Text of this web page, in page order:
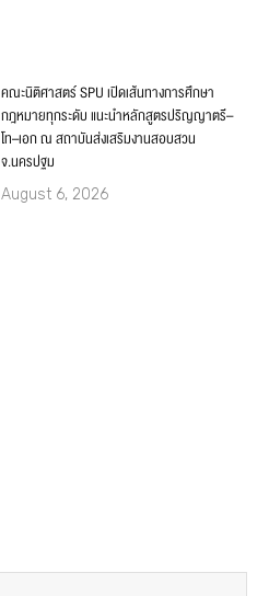
คณะนิติศาสตร์ SPU เปิดเส้นทางการศึกษา
กฎหมายทุกระดับ แนะนำหลักสูตรปริญญาตรี–
โท–เอก ณ สถาบันส่งเสริมงานสอบสวน
จ.นครปฐม
August 6, 2026